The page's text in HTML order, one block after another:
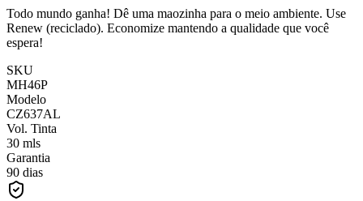
Todo mundo ganha! Dê uma maozinha para o meio ambiente. Use
Renew (reciclado). Economize mantendo a qualidade que você
espera!
SKU
MH46P
Modelo
CZ637AL
Vol. Tinta
30 mls
Garantia
90 dias